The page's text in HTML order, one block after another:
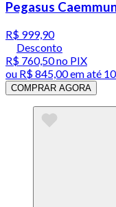
Pegasus
R$ 999,90
Desconto
R$ 760,50no PIX
ou R$ 845,00em até
COMPRAR AGORA